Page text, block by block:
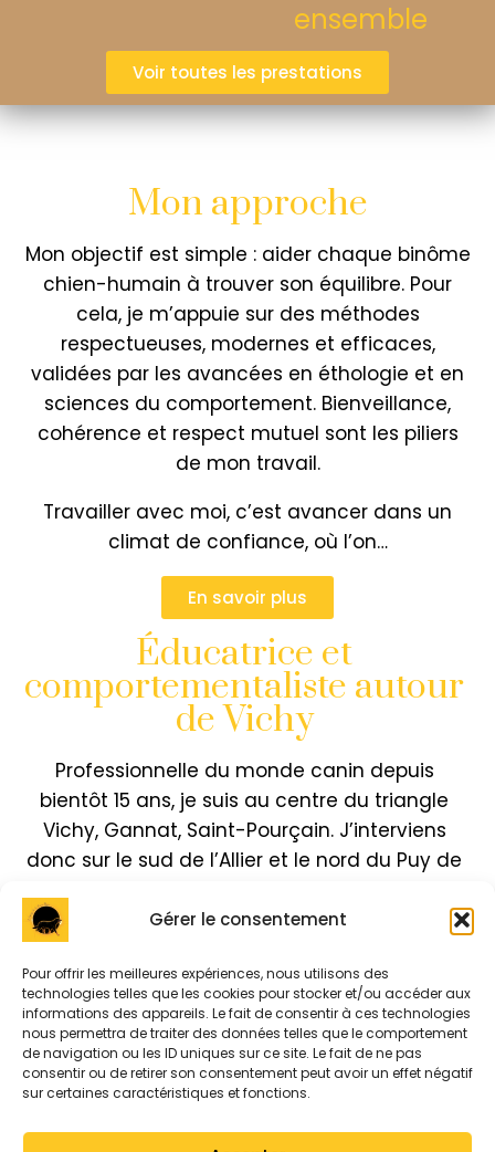
Gérer le consentement
Pour offrir les meilleures expériences, nous utilisons des
technologies telles que les cookies pour stocker et/ou accéder aux
informations des appareils. Le fait de consentir à ces technologies
nous permettra de traiter des données telles que le comportement
de navigation ou les ID uniques sur ce site. Le fait de ne pas
consentir ou de retirer son consentement peut avoir un effet négatif
sur certaines caractéristiques et fonctions.
ensemble
Voir toutes les prestations
Mon approche
Mon objectif est simple : aider chaque binôme
chien-humain à trouver son équilibre. Pour
cela, je m’appuie sur des méthodes
respectueuses, modernes et efficaces,
validées par les avancées en éthologie et en
sciences du comportement. Bienveillance,
cohérence et respect mutuel sont les piliers
de mon travail.
Travailler avec moi, c’est avancer dans un
climat de confiance, où l’on…
En savoir plus
Éducatrice et
comportementaliste autour
de Vichy
Professionnelle du monde canin depuis
bientôt 15 ans, je suis au centre du triangle
Vichy, Gannat, Saint-Pourçain. J’interviens
donc sur le sud de l’Allier et le nord du Puy de